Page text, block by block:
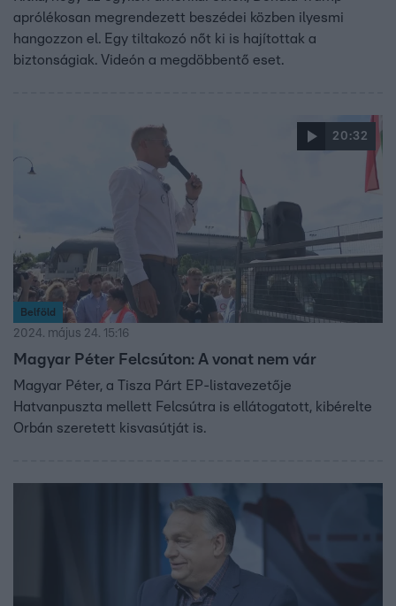
aprólékosan megrendezett beszédei közben ilyesmi
hangozzon el. Egy tiltakozó nőt ki is hajítottak a
biztonságiak. Videón a megdöbbentő eset.
20:32
Belföld
2024. május 24. 15:16
Magyar Péter Felcsúton: A vonat nem vár
Magyar Péter, a Tisza Párt EP-listavezetője
Hatvanpuszta mellett Felcsútra is ellátogatott, kibérelte
Orbán szeretett kisvasútját is.